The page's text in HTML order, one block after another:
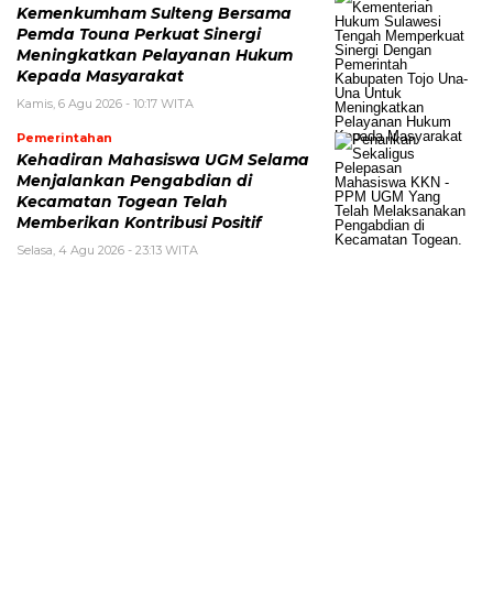
Kemenkumham Sulteng Bersama
Pemda Touna Perkuat Sinergi
Meningkatkan Pelayanan Hukum
Kepada Masyarakat
Kamis, 6 Agu 2026 - 10:17 WITA
Pemerintahan
Kehadiran Mahasiswa UGM Selama
Menjalankan Pengabdian di
Kecamatan Togean Telah
Memberikan Kontribusi Positif
Selasa, 4 Agu 2026 - 23:13 WITA